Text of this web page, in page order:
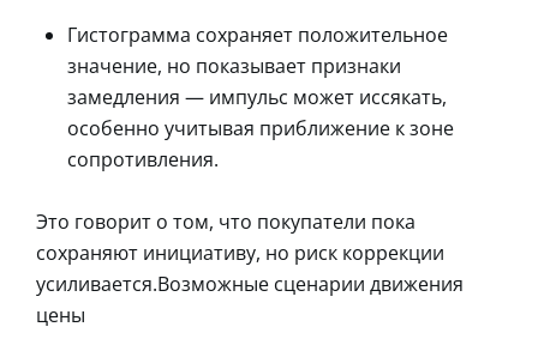
Гистограмма сохраняет положительное
значение, но показывает признаки
замедления — импульс может иссякать,
особенно учитывая приближение к зоне
сопротивления.
Это говорит о том, что покупатели пока
сохраняют инициативу, но риск коррекции
усиливается.Возможные сценарии движения
цены